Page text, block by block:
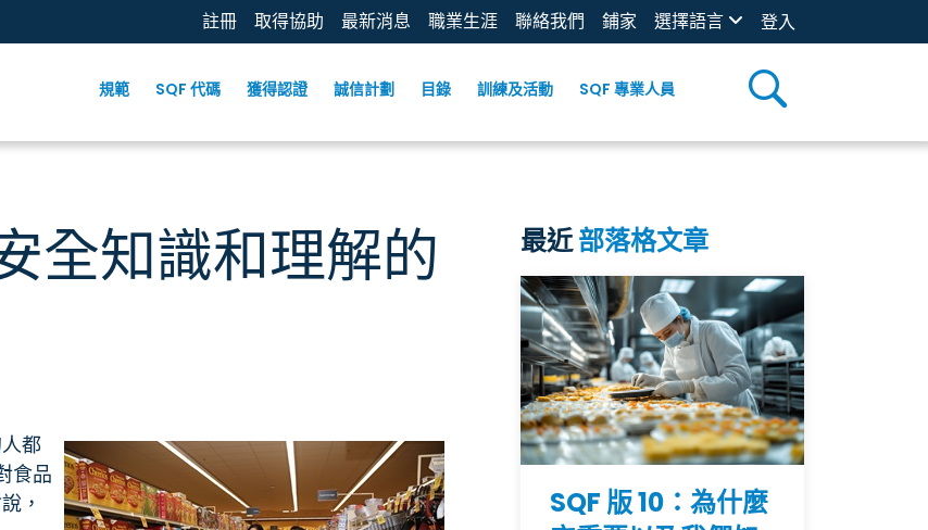
註冊 取得協助 最新消息 職業生涯 聯絡我們 鋪家 選擇語言 登入
規範 SQF 代碼 獲得認證 誠信計劃 目錄 訓練及活動 SQF 專業人員
全知識和理解的
都
食品
，
最近部落格文章
SQF 版 10：為什麼